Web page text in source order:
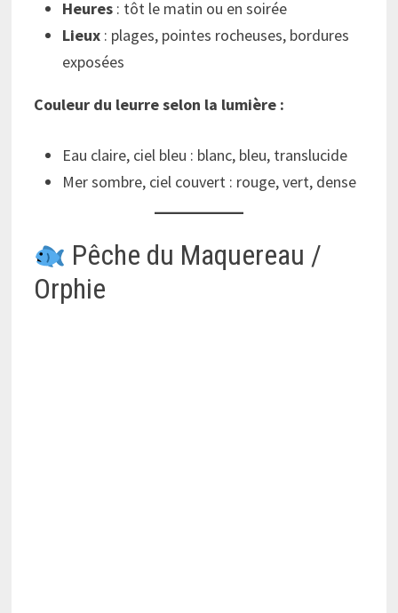
Heures: tôt le matin ou en soirée
Lieux: plages, pointes rocheuses, bordures
exposées
Couleur du leurre selon la lumière :
Eau claire, ciel bleu : blanc, bleu, translucide
Mer sombre, ciel couvert : rouge, vert, dense
Pêche du Maquereau /
Orphie